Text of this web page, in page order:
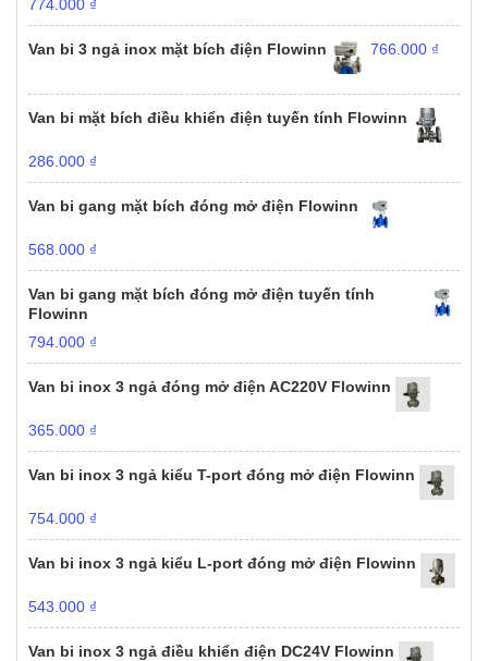
774.000 ₫
Van bi 3 ngả inox mặt bích điện Flowinn 766.000 ₫
Van bi mặt bích điều khiển điện tuyến tính Flowinn
286.000 ₫
Van bi gang mặt bích đóng mở điện Flowinn
568.000 ₫
Van bi gang mặt bích đóng mở điện tuyến tính
Flowinn
794.000 ₫
Van bi inox 3 ngả đóng mở điện AC220V Flowinn
365.000 ₫
Van bi inox 3 ngả kiểu T-port đóng mở điện Flowinn
754.000 ₫
Van bi inox 3 ngả kiểu L-port đóng mở điện Flowinn
543.000 ₫
Van bi inox 3 ngả điều khiển điện DC24V Flowinn